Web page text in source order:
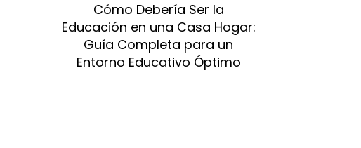
Cómo Debería Ser la
Educación en una Casa Hogar:
Guía Completa para un
Entorno Educativo Óptimo